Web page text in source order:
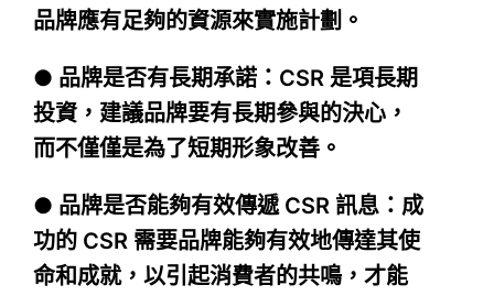
品牌應有足夠的資源來實施計劃。
● 品牌是否有長期承諾：CSR 是項長期
投資，建議品牌要有長期參與的決心，
而不僅僅是為了短期形象改善。
● 品牌是否能夠有效傳遞 CSR 訊息：成
功的 CSR 需要品牌能夠有效地傳達其使
命和成就，以引起消費者的共鳴，才能